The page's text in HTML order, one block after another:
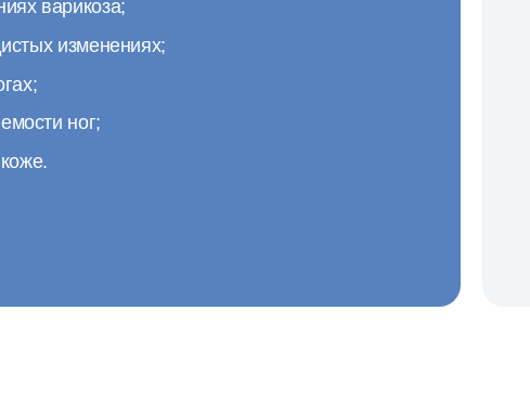
варикоза;
изменениях;
ног;